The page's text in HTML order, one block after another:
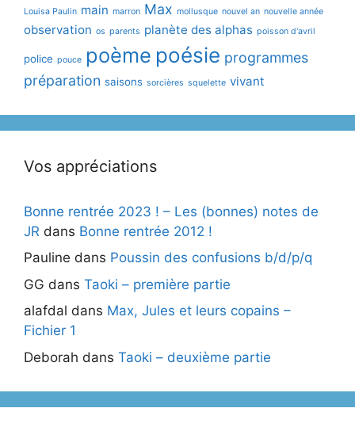
Louisa Paulin main marron Max mollusque nouvel an nouvelle année
observation os parents planète des alphas poisson d'avril
police pouce poème poésie programmes
préparation saisons sorcières squelette vivant
Vos appréciations
Bonne rentrée 2023 ! – Les (bonnes) notes de
JR dans Bonne rentrée 2012 !
Pauline dans Poussin des confusions b/d/p/q
GG dans Taoki – première partie
alafdal dans Max, Jules et leurs copains –
Fichier 1
Deborah dans Taoki – deuxième partie